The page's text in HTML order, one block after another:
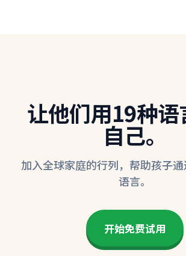
让他们用19种
自己。
加入全球家庭的行列，帮助孩子
语言。
开始免费试用